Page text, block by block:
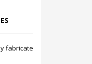
fabricate